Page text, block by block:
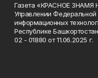
Газета «КРАСНОЕ ЗНАМЯ
Управлении
информационных
Республике
02 - 01880 от 11.06.2025 г.